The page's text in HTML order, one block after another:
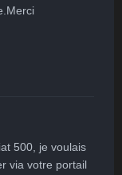
500, je voulais
via votre portail